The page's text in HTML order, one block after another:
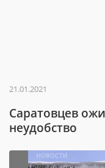
21.01.2021
Саратовцев
неудобство